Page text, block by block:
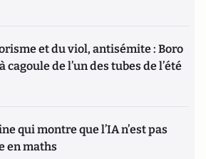
et du viol, antisémite : Boro
cagoule de l’un des tubes de l’été
qui montre que l’IA n’est pas
en maths